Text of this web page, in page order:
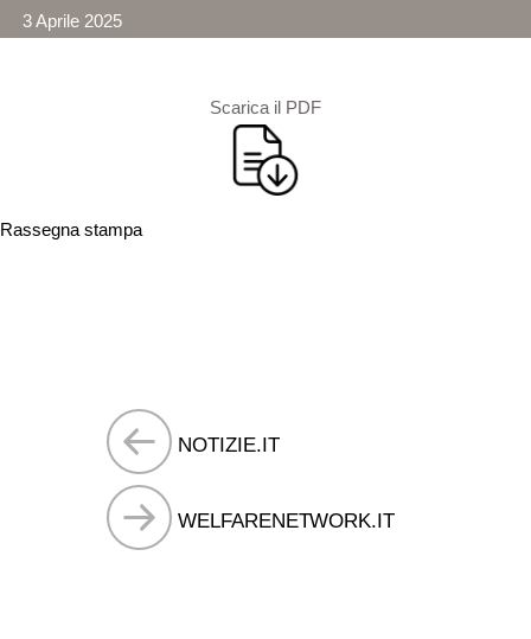
3 Aprile 2025
Scarica il PDF
Rassegna stampa
Navigazione
articoli
NOTIZIE.IT
WELFARENETWORK.IT